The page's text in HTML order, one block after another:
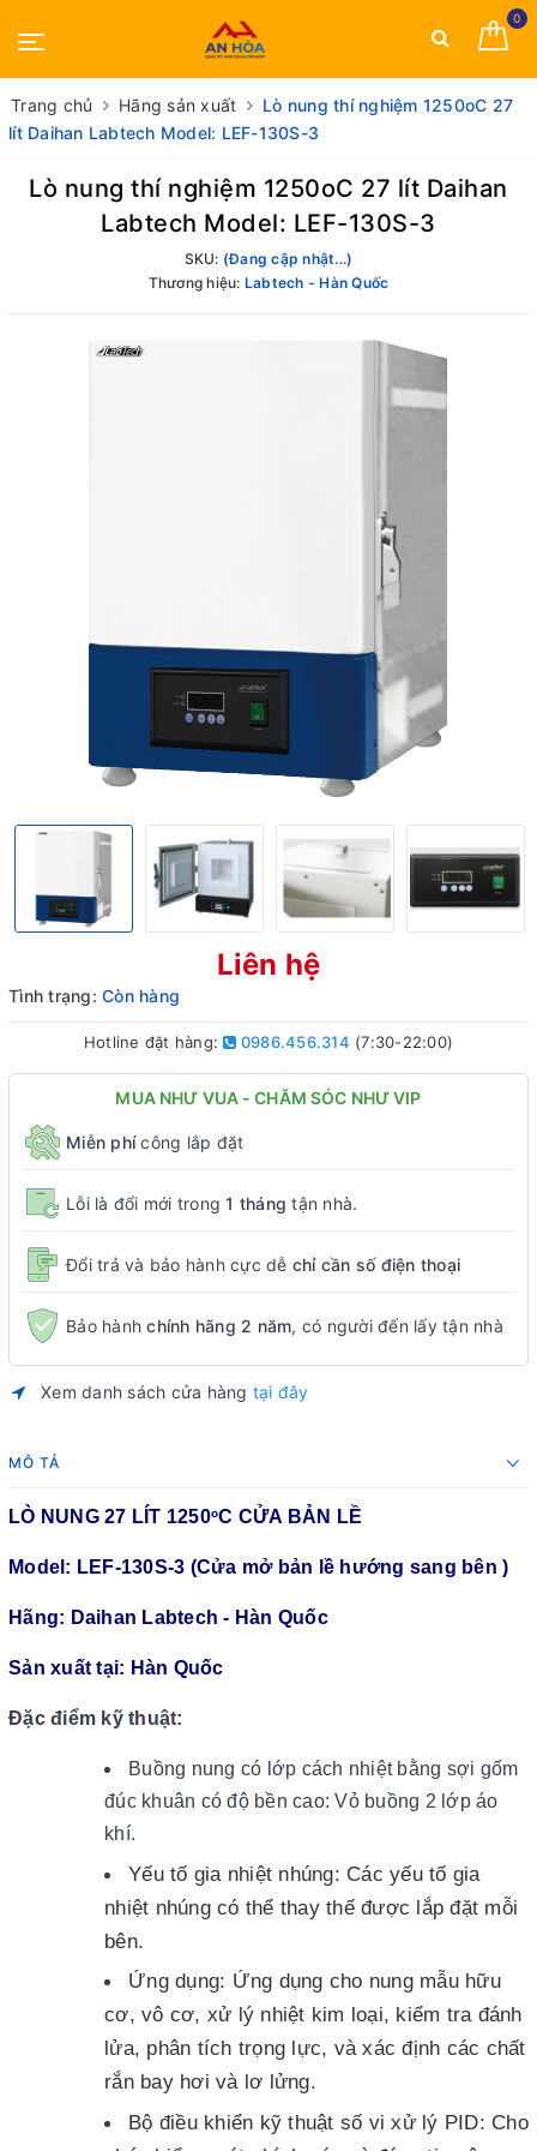
0
Trang chủ Hãng sản xuất
Lò nung thí nghiệm 1250oC 27
lít Daihan Labtech Model: LEF-130S-3
Lò nung thí nghiệm 1250oC 27 lít Daihan
Labtech Model: LEF-130S-3
SKU: (Đang cập nhật...)
Thương hiệu: Labtech - Hàn Quốc
Liên hệ
Tình trạng: Còn hàng
Hotline đặt hàng: 0986.456.314 (7:30-22:00)
MUA NHƯ VUA - CHĂM SÓC NHƯ VIP
Miễn phícông lắp đặt
Lỗi là đổi mới trong1 tháng tận nhà.
Đổi trả và bảo hành cực dễ chỉ cần số điện thoại
Bảo hànhchính hãng 2 năm, có người đến lấy tận nhà
Xem danh sách cửa hàng tại đây
MÔ TẢ
LÒ NUNG 27 LÍT 1250oC CỬA BẢN LỀ
Model: LEF-130S-3 (Cửa mở bản lề hướng sang bên )
Hãng: Daihan Labtech - Hàn Quốc
Sản xuất tại: Hàn Quốc
Đặc điểm kỹ thuật:
Buồng nung có lớp cách nhiệt bằng sợi gốm
đúc khuân có độ bền cao: Vỏ buồng 2 lớp áo
khí.
Yếu tố gia nhiệt nhúng: Các yếu tố gia
nhiệt nhúng có thể thay thế được lắp đặt mỗi
bên.
Ứng dụng: Ứng dụng cho nung mẫu hữu
cơ, vô cơ, xử lý nhiệt kim loại, kiểm tra đánh
lửa, phân tích trọng lực, và xác định các chất
rắn bay hơi và lơ lửng.
Bộ điều khiển kỹ thuật số vi xử lý PID: Cho